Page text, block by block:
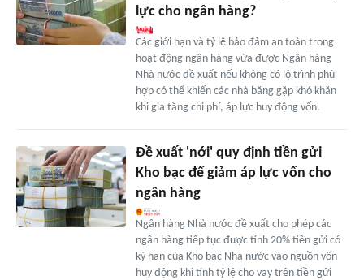
lực cho ngân hàng?
Các giới hạn và tỷ lệ bảo đảm an toàn trong
hoạt động ngân hàng vừa được Ngân hàng
Nhà nước đề xuất nếu không có lộ trình phù
hợp có thể khiến các nhà băng gặp khó khăn
khi gia tăng chi phí, áp lực huy động vốn.
Đề xuất 'nới' quy định tiền gửi
Kho bạc để giảm áp lực vốn cho
ngân hàng
Ngân hàng Nhà nước đề xuất cho phép các
ngân hàng tiếp tục được tính 20% tiền gửi có
kỳ hạn của Kho bạc Nhà nước vào nguồn vốn
huy động khi tính tỷ lệ cho vay trên tiền gửi